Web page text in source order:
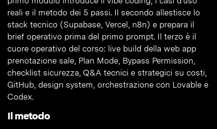
reali e il metodo dei 5 passi. Il secondo allestisce lo
stack tecnico (Supabase, Vercel, n8n) e prepara il
brief operativo prima del primo prompt. Il terzo è il
cuore operativo del corso: live build della web app
prenotazione sale, Plan Mode, Bypass Permission,
checklist sicurezza, Q&A tecnici e strategici su costi,
GitHub, design system, orchestrazione con Lovable e
Codex.
Il metodo